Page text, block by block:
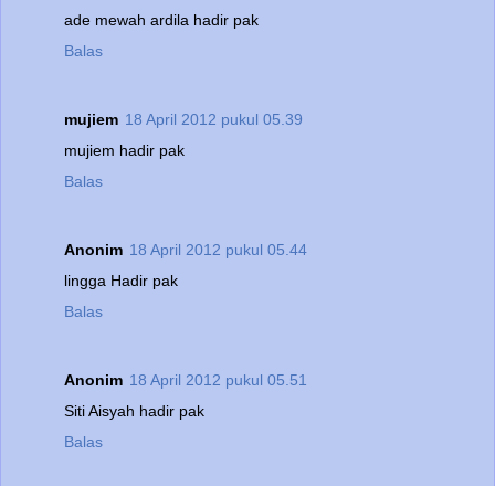
ade mewah ardila hadir pak
Balas
mujiem 18 April 2012 pukul 05.39
mujiem hadir pak
Balas
Anonim 18 April 2012 pukul 05.44
lingga Hadir pak
Balas
Anonim 18 April 2012 pukul 05.51
Siti Aisyah hadir pak
Balas